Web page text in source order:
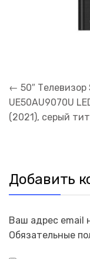
Навигация
по
записям
← 50″ Телевизор
UE50AU9070U
(2021), серый
Добавить
Ваш адрес email
Обязательные